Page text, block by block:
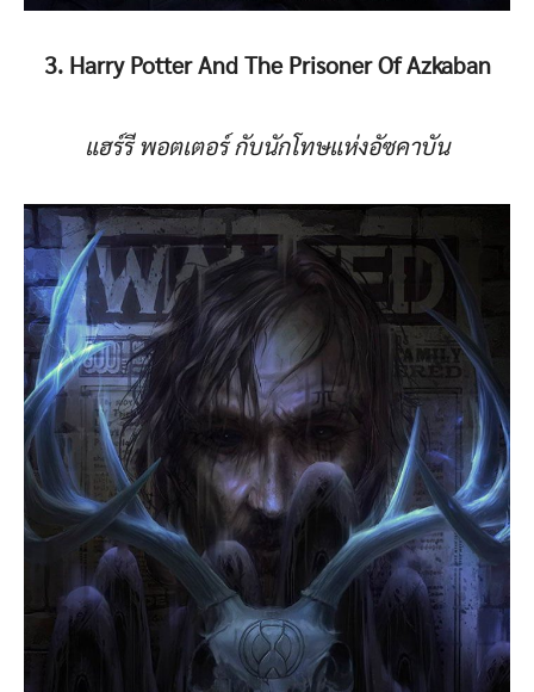
3. Harry Potter And The Prisoner Of Azkaban
แฮร์รี พอตเตอร์ กับนักโทษแห่งอัซคาบัน